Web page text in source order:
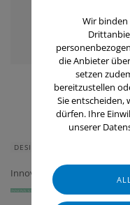
DESINFEKTION
Innova Solutions GmbH
Wir
die Anbieter
setzen
bereitzustellen
Sie entscheiden,
dürfen. Ihre
unserer